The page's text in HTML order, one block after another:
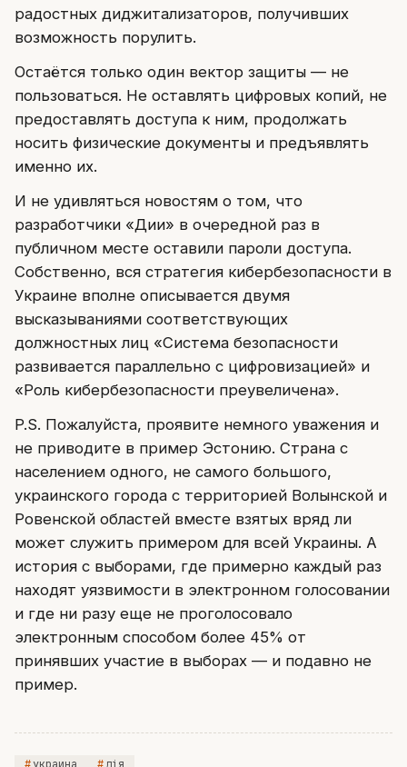
радостных диджитализаторов, получивших
возможность порулить.
Остаётся только один вектор защиты — не
пользоваться. Не оставлять цифровых копий, не
предоставлять доступа к ним, продолжать
носить физические документы и предъявлять
именно их.
И не удивляться новостям о том, что
разработчики «Дии» в очередной раз в
публичном месте оставили пароли доступа.
Собственно, вся стратегия кибербезопасности в
Украине вполне описывается двумя
высказываниями соответствующих
должностных лиц «Система безопасности
развивается параллельно с цифровизацией» и
«Роль кибербезопасности преувеличена».
P.S. Пожалуйста, проявите немного уважения и
не приводите в пример Эстонию. Страна с
населением одного, не самого большого,
украинского города с территорией Волынской и
Ровенской областей вместе взятых вряд ли
может служить примером для всей Украины. А
история с выборами, где примерно каждый раз
находят уязвимости в электронном голосовании
и где ни разу еще не проголосовало
электронным способом более 45% от
принявших участие в выборах — и подавно не
пример.